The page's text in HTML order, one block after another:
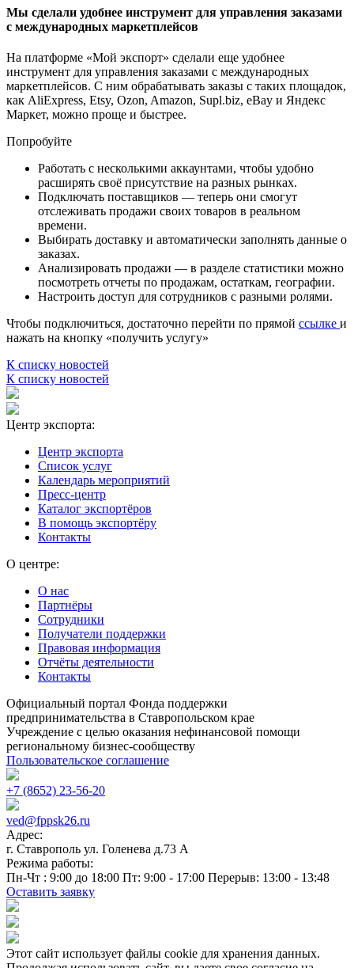
Мы сделали удобнее инструмент для управления заказами
с международных маркетплейсов
На платформе «Мой экспорт» сделали еще удобнее
инструмент для управления заказами с международных
маркетплейсов. С ним обрабатывать заказы с таких площадок,
как AliExpress, Etsy, Ozon, Amazon, Supl.biz, eBay и Яндекс
Маркет, можно проще и быстрее.
Попробуйте
Работать с несколькими аккаунтами, чтобы удобно
расширять своё присутствие на разных рынках.
Подключать поставщиков — теперь они смогут
отслеживать продажи своих товаров в реальном
времени.
Выбирать доставку и автоматически заполнять данные о
заказах.
Анализировать продажи — в разделе статистики можно
посмотреть отчеты по продажам, остаткам, географии.
Настроить доступ для сотрудников с разными ролями.
Чтобы подключиться, достаточно перейти по прямой ссылке и
нажать на кнопку «получить услугу»
К списку новостей
К списку новостей
Центр экспорта:
Центр экспорта
Список услуг
Календарь мероприятий
Пресс-центр
Каталог экспортёров
В помощь экспортёру
Контакты
О центре:
О нас
Партнёры
Сотрудники
Получатели поддержки
Правовая информация
Отчёты деятельности
Контакты
Официальный портал Фонда поддержки
предпринимательства в Ставропольском крае
Учреждение с целью оказания нефинансовой помощи
региональному бизнес-сообществу
Пользовательское соглашение
+7 (8652) 23-56-20
ved@fppsk26.ru
Адрес:
г. Ставрополь ул. Голенева д.73 A
Режима работы:
Пн-Чт : 9:00 до 18:00 Пт: 9:00 - 17:00 Перерыв: 13:00 - 13:48
Оставить заявку
Этот сайт использует файлы cookie для хранения данных.